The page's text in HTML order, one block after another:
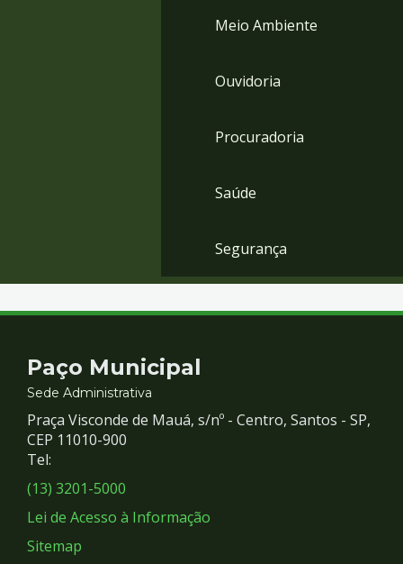
Meio Ambiente
Ouvidoria
Procuradoria
Saúde
Segurança
Contato
e
Redes
Sociais
Paço Municipal
Sede Administrativa
Praça Visconde de Mauá, s/nº - Centro, Santos - SP,
CEP 11010-900
Tel:
(13) 3201-5000
Lei de Acesso à Informação
Sitemap